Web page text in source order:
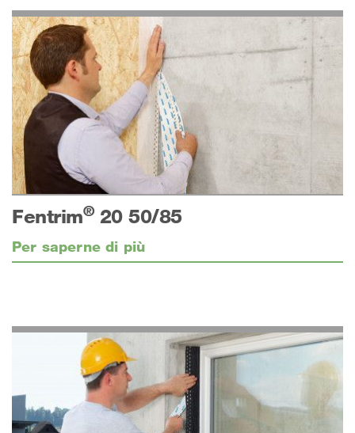
Fentrim®20 50/85
Per saperne di più